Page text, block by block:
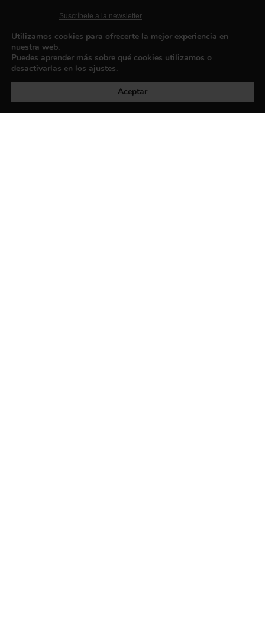
Suscríbete a la newsletter
Política de privacidad
Utilizamos cookies para ofrecerte la mejor experiencia en
nuestra web.
Puedes aprender más sobre qué cookies utilizamos o
desactivarlas en los ajustes.
Aceptar